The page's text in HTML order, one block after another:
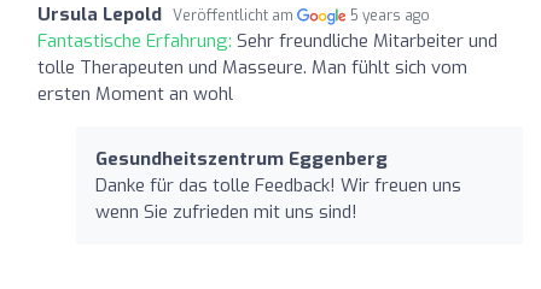
Ursula Lepold Veröffentlicht am 5 years ago
Fantastische Erfahrung: Sehr freundliche Mitarbeiter und
tolle Therapeuten und Masseure. Man fühlt sich vom
ersten Moment an wohl
Gesundheitszentrum Eggenberg
Danke für das tolle Feedback! Wir freuen uns
wenn Sie zufrieden mit uns sind!